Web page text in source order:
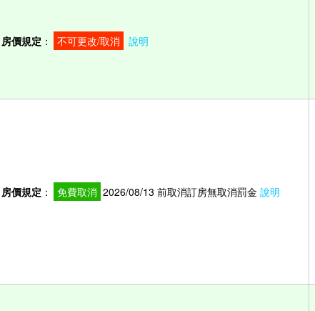
房價規定 ： 不可更改/取消 說明
房價規定 ： 免費取消 2026/08/13 前取消訂房無取消罰金 說明